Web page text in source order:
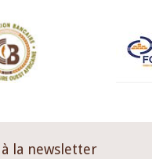
la newsletter